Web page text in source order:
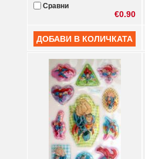
Сравни
€0.90